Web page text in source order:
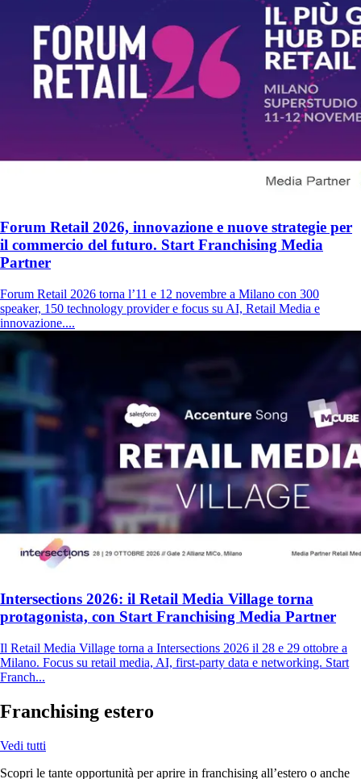
Forum Retail 2026, innovazione e nuove strategie per
il commercio del futuro. Start Franchising Media
Partner
Forum Retail 2026 torna l’11 e 12 novembre a Milano con 300
speaker, 150 technology provider e focus su AI, Retail Media e
innovazione....
Intersections 2026: il Retail Media Village torna
protagonista, con Start Franchising Media Partner
Il Retail Media Village torna a Intersections 2026 il 28 e 29 ottobre a
Milano. Focus su retail media, AI, first-party data e networking. Start
Franch...
Franchising estero
Vedi tutti
Scopri le tante opportunità per aprire in franchising all’estero o anche